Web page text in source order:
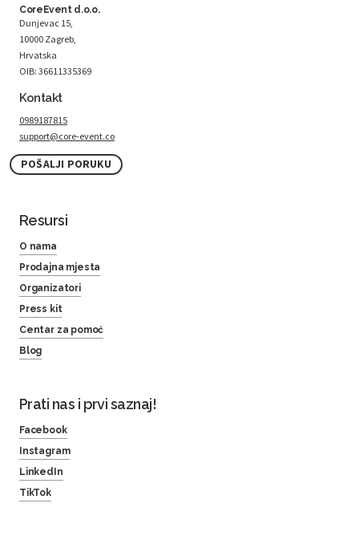
CoreEvent d.o.o.
Dunjevac 15,
10000 Zagreb,
Hrvatska
OIB: 36611335369
Kontakt
0989187815
support@core-event.co
POŠALJI PORUKU
Resursi
O nama
Prodajna mjesta
Organizatori
Press kit
Centar za pomoć
Blog
Prati nas i prvi saznaj!
Facebook
Instagram
LinkedIn
TikTok